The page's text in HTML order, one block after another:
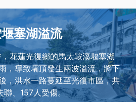
塞湖溢流
花蓮光復鄉的馬太鞍溪堰塞湖
，導致壩頂發生兩波溢流，將下
，洪水一路蔓延至光復市區，共
聯、157人受傷。